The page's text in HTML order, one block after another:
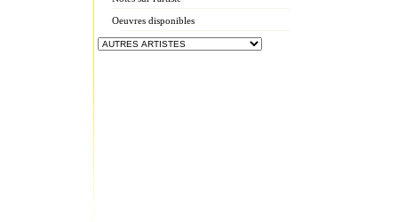
Oeuvres disponibles